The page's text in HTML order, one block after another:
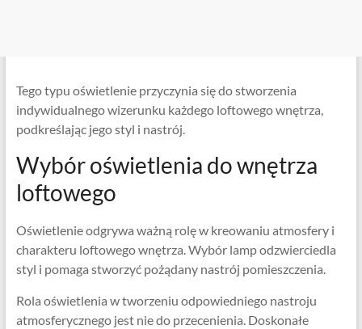
Tego typu oświetlenie przyczynia się do stworzenia
indywidualnego wizerunku każdego loftowego wnętrza,
podkreślając jego styl i nastrój.
Wybór oświetlenia do wnętrza
loftowego
Oświetlenie odgrywa ważną rolę w kreowaniu atmosfery i
charakteru loftowego wnętrza. Wybór lamp odzwierciedla
styl i pomaga stworzyć pożądany nastrój pomieszczenia.
Rola oświetlenia w tworzeniu odpowiedniego nastroju
atmosferycznego jest nie do przecenienia. Doskonałe